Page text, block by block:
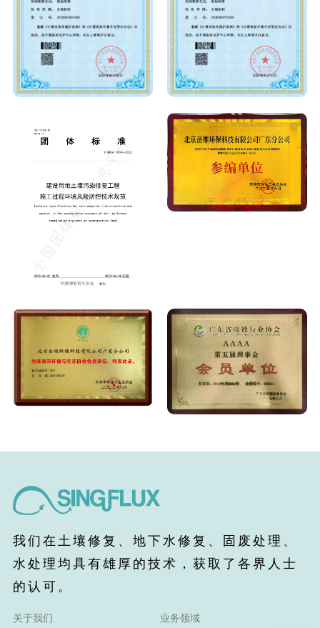
我们在土壤修复、地下水修复、固废处理、
水处理均具有雄厚的技术，获取了各界人士
的认可。
关于我们 业务领域